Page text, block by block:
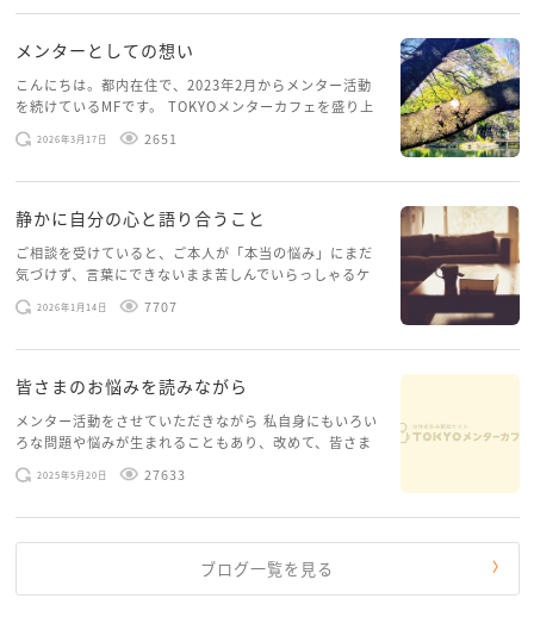
メンターとしての想い
こんにちは。都内在住で、2023年2月からメンター活動
を続けているMFです。 TOKYOメンターカフェを盛り上
げたいという想いから、勇気を出して初めてブログを投
稿してみようと思います。少し自分のことを書いてみま
2026年3月17日 2651
静かに自分の心と語り合うこと
ご相談を受けていると、ご本人が「本当の悩み」にまだ
気づけず、言葉にできないまま苦しんでいらっしゃるケ
ースがありますお悩みというのは、心の深いところ（深
層心理）に触れることで、まったく違う角度から解決の
2026年1月14日 7707
皆さまのお悩みを読みながら
メンター活動をさせていただきながら 私自身にもいろい
ろな問題や悩みが生まれることもあり、改めて、皆さま
のお悩みを読みながら 「みんな、もがいてる。わたし
だけじゃないんだな」と、逆に励まされるような日々で
2025年5月20日 27633
ブログ一覧を見る